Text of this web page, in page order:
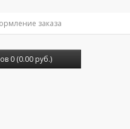
заказа
0 (0.00 руб.)